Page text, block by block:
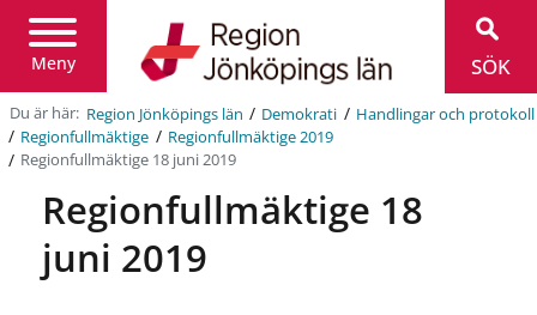
Meny
Jönköpings
län
SÖK
Du är här: Region Jönköpings län / Demokrati / Handlingar och protokoll
/ Regionfullmäktige / Regionfullmäktige 2019
/ Regionfullmäktige 18 juni 2019
Regionfullmäktige 18
juni 2019